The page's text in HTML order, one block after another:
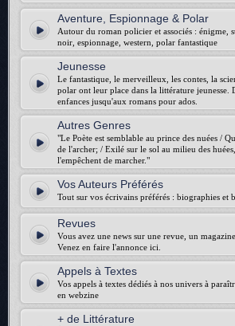
Aventure, Espionnage & Polar
Autour du roman policier et associés : énigme,
noir, espionnage, western, polar fantastique
Jeunesse
Le fantastique, le merveilleux, les contes, la
polar ont leur place dans la littérature jeunesse.
enfances jusqu'aux romans pour ados.
Autres Genres
"Le Poète est semblable au prince des nuées /
de l'archer; / Exilé sur le sol au milieu des
l'empêchent de marcher."
Vos Auteurs Préférés
Tout sur vos écrivains préférés : biographies et
Revues
Vous avez une news sur une revue, un
Venez en faire l'annonce ici.
Appels à Textes
Vos appels à textes dédiés à nos univers à
en webzine
+ de Littérature